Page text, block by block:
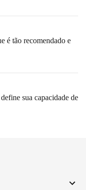
é tão recomendado e
sua capacidade de